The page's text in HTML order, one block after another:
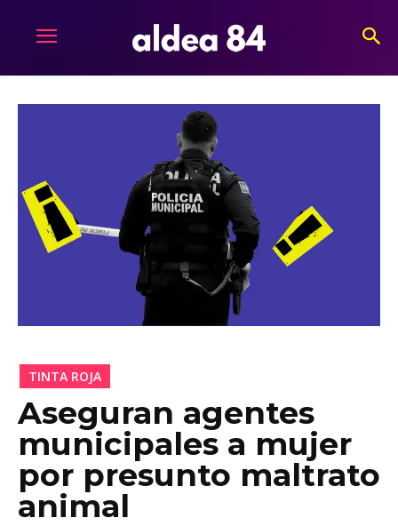
TINTA ROJA
Aseguran agentes
municipales a mujer
por presunto maltrato
animal